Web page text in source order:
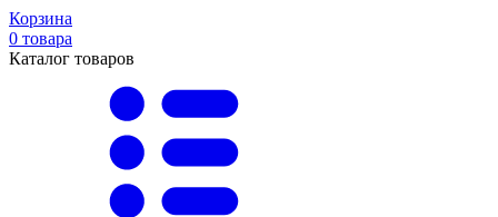
Корзина
0 товара
Каталог товаров